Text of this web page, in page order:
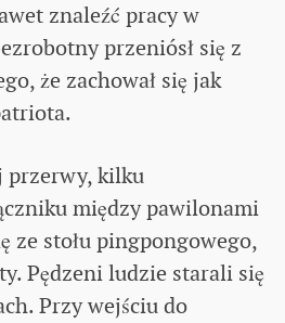
znaleźć pracy w
przeniósł się z
że zachował się jak
przerwy, kilku
między pawilonami
ze stołu pingpongowego,
Pędzeni ludzie starali się
Przy wejściu do